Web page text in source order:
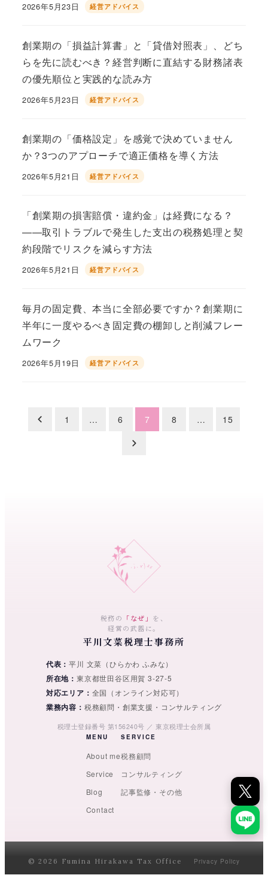
投稿日
2026年5月23日 経営アドバイス
創業期の「損益計算書」と「貸借対照表」、どち
らを先に読むべき？経営判断に直結する財務諸表
の優先順位と実践的な読み方
投稿日
2026年5月23日 経営アドバイス
創業期の「価格設定」を感覚で決めていません
か？3つのアプローチで適正価格を導く方法
投稿日
2026年5月21日 経営アドバイス
「創業期の損害賠償・違約金」は経費になる？
——取引トラブルで発生した支出の税務処理と契
約段階でリスクを減らす方法
投稿日
2026年5月21日 経営アドバイス
毎月の固定費、本当に全部必要ですか？創業期に
半年に一度やるべき固定費の棚卸しと削減フレー
ムワーク
投稿日
2026年5月19日 経営アドバイス
1 … 6 7 8 … 15
税務の 「なぜ」 を、
経営の武器に。
平川文菜税理士事務所
代表 平川 文菜（ひらかわ ふみな）
所在地 東京都世田谷区用賀 3-27-5
対応エリア 全国（オンライン対応可）
業務内容 税務顧問・創業支援・コンサルティング
税理士登録番号 第156240号 ／ 東京税理士会所属
MENU
About me
Service
Blog
Contact
SERVICE
税務顧問
コンサルティング
記事監修・その他
© 2026 Fumina Hirakawa Tax Office Privacy Policy